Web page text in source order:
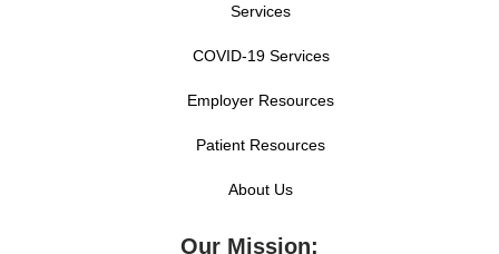
Services
COVID-19 Services
Employer Resources
Patient Resources
About Us
Our Mission: